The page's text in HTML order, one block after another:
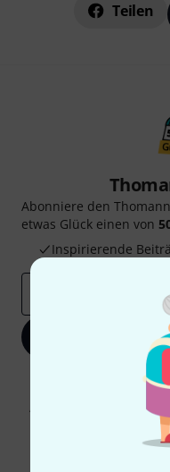
Teilen
Abonniere den
etwas Glück einen von
Inspirierende
Mit Klick auf „Jetzt
Werbung und einer
Abmeldung ist jederzeit
unseren